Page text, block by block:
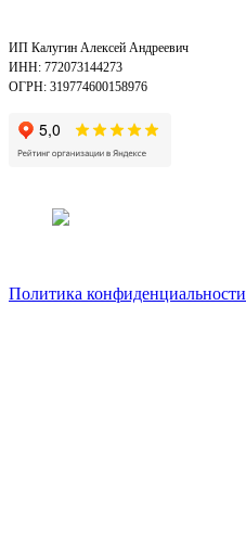
ИП Калугин Алексей Андреевич
ИНН: 772073144273
ОГРН: 319774600158976
Политика конфиденциальности